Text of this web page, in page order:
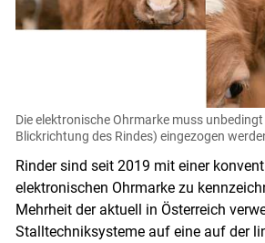
Skip to main
Die elektronische Ohrmarke muss
Blickrichtung des Rindes) eingezogen
Rinder sind seit 2019 mit einer
elektronischen Ohrmarke zu
Mehrheit der aktuell in Österreich
Stalltechniksysteme auf eine auf der